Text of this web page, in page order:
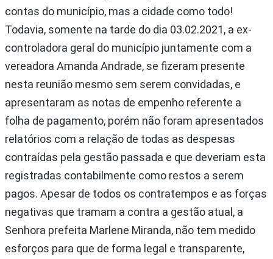
contas do município, mas a cidade como todo!
Todavia, somente na tarde do dia 03.02.2021, a ex-
controladora geral do município juntamente com a
vereadora Amanda Andrade, se fizeram presente
nesta reunião mesmo sem serem convidadas, e
apresentaram as notas de empenho referente a
folha de pagamento, porém não foram apresentados
relatórios com a relação de todas as despesas
contraídas pela gestão passada e que deveriam esta
registradas contabilmente como restos a serem
pagos. Apesar de todos os contratempos e as forças
negativas que tramam a contra a gestão atual, a
Senhora prefeita Marlene Miranda, não tem medido
esforços para que de forma legal e transparente,